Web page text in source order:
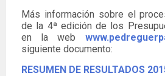
Más información sobre el
de la 4ª edición de los
en la web
siguiente documento:
RESUMEN DE RESULTADOS